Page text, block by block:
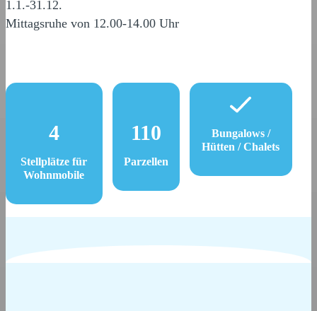
1.1.-31.12.
Mittagsruhe von 12.00-14.00 Uhr
4
Stellplätze für
Wohnmobile
110
Parzellen
Bungalows /
Hütten / Chalets